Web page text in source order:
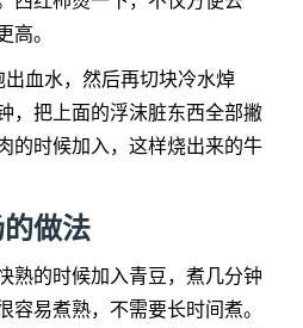
高。
血水，然后再切块冷水焯
，把上面的浮沫脏东西全部撇
的时候加入，这样烧出来的牛
做法
熟的时候加入青豆，煮几分钟
容易煮熟，不需要长时间煮。